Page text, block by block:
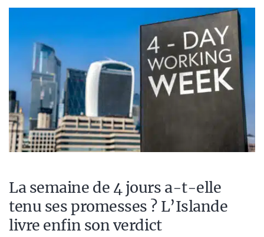
La semaine de 4 jours a-t-elle
tenu ses promesses ? L’Islande
livre enfin son verdict